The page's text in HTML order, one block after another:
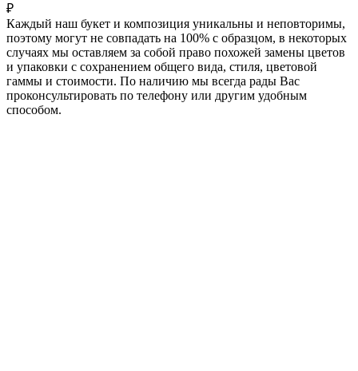
₽
Каждый наш букет и композиция уникальны и неповторимы,
поэтому могут не совпадать на 100% с образцом, в некоторых
случаях мы оставляем за собой право похожей замены цветов
и упаковки с сохранением общего вида, стиля, цветовой
гаммы и стоимости. По наличию мы всегда рады Вас
проконсультировать по телефону или другим удобным
способом.